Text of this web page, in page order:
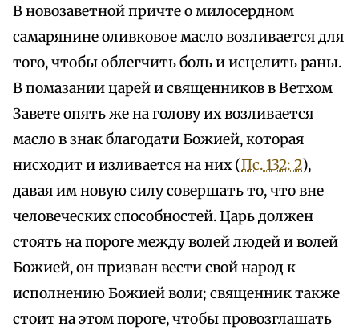
В новозаветной причте о милосердном
самарянине оливковое масло возливается для
того, чтобы облегчить боль и исцелить раны.
В помазании царей и священников в Ветхом
Завете опять же на голову их возливается
масло в знак благодати Божией, которая
нисходит и изливается на них (Пс. 132: 2),
давая им новую силу совершать то, что вне
человеческих способностей. Царь должен
стоять на пороге между волей людей и волей
Божией, он призван вести свой народ к
исполнению Божией воли; священник также
стоит на этом пороге, чтобы провозглашать